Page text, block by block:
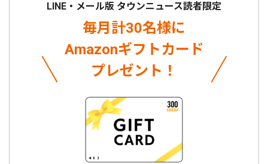
LINE・メール版 タウンニュース読者限定
毎月計30名様に
Amazonギフトカード
プレゼント！